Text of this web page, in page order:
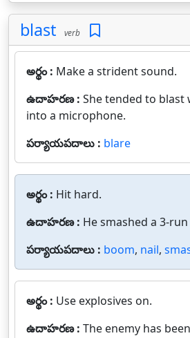
blast verb
అర్థం : Make a strident sound.
ఉదాహరణ : She tended to blast
into a microphone.
పర్యాయపదాలు : blare
అర్థం : Hit hard.
ఉదాహరణ : He smashed a 3-
పర్యాయపదాలు : boom, nail,
అర్థం : Use explosives on.
ఉదాహరణ : The enemy has